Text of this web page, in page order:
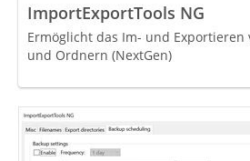
ImportExportTools NG
Ermöglicht das Im- und Exportieren
und Ordnern (NextGen)